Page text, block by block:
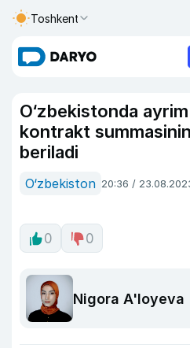
Toshkent
O‘zbekistonda
kontrakt
beriladi
O‘zbekiston 20:36 /
0 0
Nigora A'loyeva